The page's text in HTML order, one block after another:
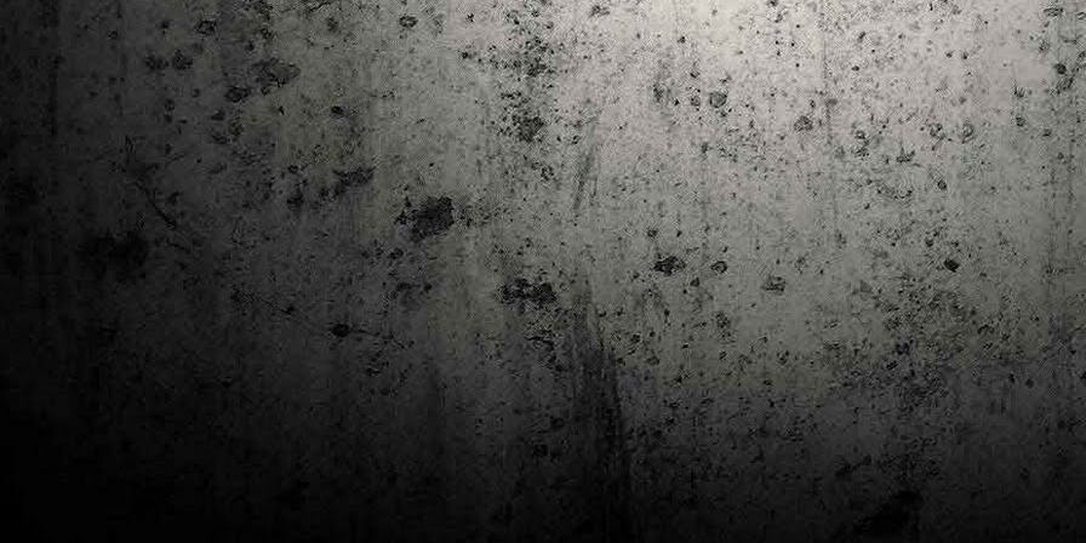
JUL
7
Club de lectura de còmics: estiu de 2024
Arriba l'estiu i amb ell una nova edició del club de lectura per passar
aquests mesos de calor. En aquesta nova edició farem dues lectures: una
al juliol i l'altre al setembre!
Com és habitual, les inscripcions es formalitzen a la Biblioteca Pública de
Tarragona i les lectures es podran llegir en edició digital.
MAY
1
Estudis en Comicologia al Còmic Barcelona
Del 3 al 5 de maig la Fira Barcelona acull la 42a edició de Còmic
Barcelona (el Saló del Còmic de tota la vida).
Divendres faré la visita anual i diumenge hi tornaré, aquest cop per participar a
la taula rodona Estudis en Comicologia: Els llibres de teoria i divulgació del
còmic en els temps del podcast, a les 16 h, a la sala còmic 6, molt ben
acompanyat:
Estudis en Comicologia: Els llibres de teoria i divulgació del còmic en els temps